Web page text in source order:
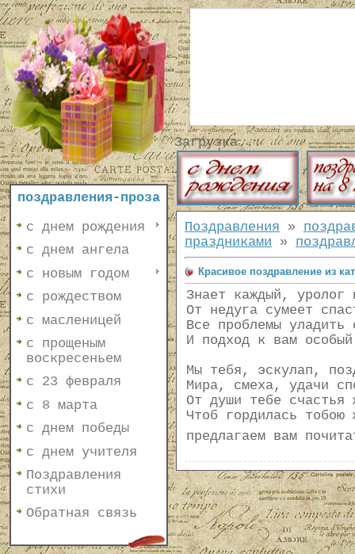
поздравления-проза
с днем рождения
с днем ангела
с новым годом
с рождеством
с масленицей
с прощеным
воскресеньем
с 23 февраля
с 8 марта
с днем победы
с днем учителя
Поздравления
стихи
Обратная связь
Загрузка...
Поздравления »
праздниками »
Красивое поздравление из
Знает каждый, уролог
От недуга сумеет
Все проблемы уладить
И подход к вам
Мы тебя, эскулап,
Мира, смеха, удачи
От души тебе счастья
Чтоб гордилась тобою
предлагаем вам